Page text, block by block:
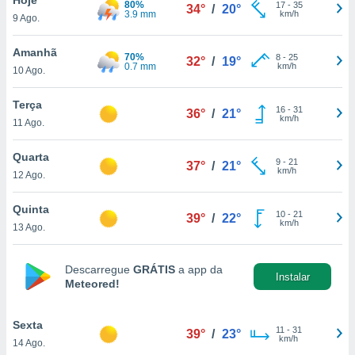
lhe
e
com
Pode
e
a
a
9 Ago.
80%
3.9 mm
34° / 20° 17- 35
km/h
Amanhã
10 Ago.
70%
0.7 mm
32° / 19° 8- 25
km/h
Terça
11 Ago.
36° / 21° 16- 31
km/h
Quarta
12 Ago.
37° / 21° 9- 21
km/h
Quinta
13 Ago.
39° / 22° 10- 21
km/h
Descarregue GRÁTIS a app da
Meteored!
Instalar
Sexta
14 Ago.
39° / 23° 11 - 31
km/h